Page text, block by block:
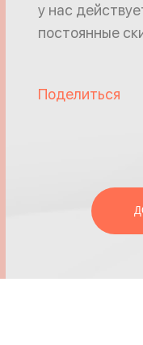
у нас
постоянные
Поделиться